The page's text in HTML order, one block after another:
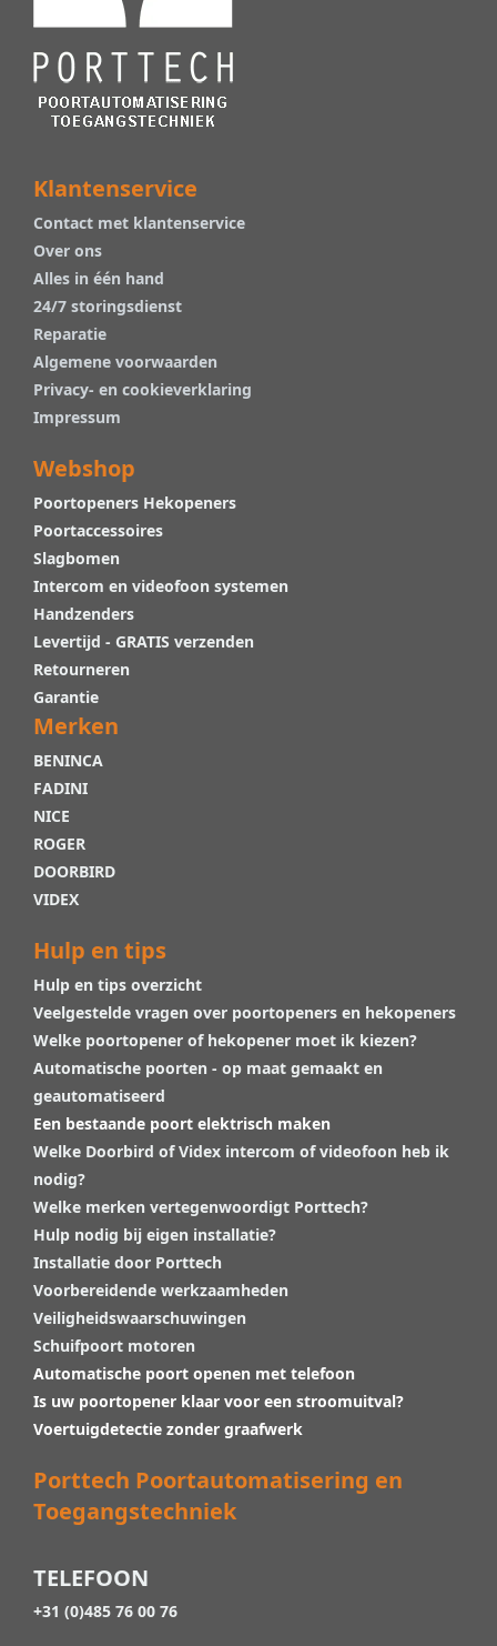
Klantenservice
Contact met klantenservice
Over ons
Alles in één hand
24/7 storingsdienst
Reparatie
Algemene voorwaarden
Privacy- en cookieverklaring
Impressum
Webshop
Poortopeners Hekopeners
Poortaccessoires
Slagbomen
Intercom en videofoon systemen
Handzenders
Levertijd - GRATIS verzenden
Retourneren
Garantie
Merken
BENINCA
FADINI
NICE
ROGER
DOORBIRD
VIDEX
Hulp en tips
Hulp en tips overzicht
Veelgestelde vragen over poortopeners en hekopeners
Welke poortopener of hekopener moet ik kiezen?
Automatische poorten - op maat gemaakt en
geautomatiseerd
Een bestaande poort elektrisch maken
Welke Doorbird of Videx intercom of videofoon heb ik
nodig?
Welke merken vertegenwoordigt Porttech?
Hulp nodig bij eigen installatie?
Installatie door Porttech
Voorbereidende werkzaamheden
Veiligheidswaarschuwingen
Schuifpoort motoren
Automatische poort openen met telefoon
Is uw poortopener klaar voor een stroomuitval?
Voertuigdetectie zonder graafwerk
Porttech Poortautomatisering en
Toegangstechniek
TELEFOON
+31 (0)485 76 00 76